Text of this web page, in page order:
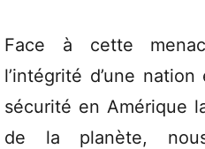
Face à cette
l’intégrité d’une
sécurité en Amérique
de la planète,